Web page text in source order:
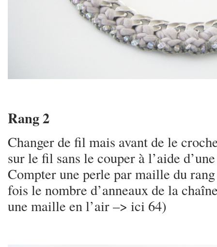
Rang 2
Changer de fil mais avant de le
sur le fil sans le couper à l’aide
Compter une perle par maille du
fois le nombre d’anneaux de la
une maille en l’air –> ici 64)